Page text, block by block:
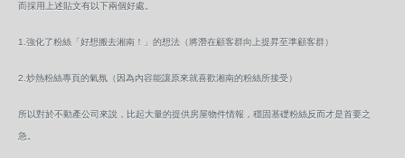
而採用上述貼文有以下兩個好處。
1.強化了粉絲「好想搬去湘南！」的想法（將潛在顧客群向上提昇至準顧客群）
2.炒熱粉絲專頁的氣氛（因為內容能讓原來就喜歡湘南的粉絲所接受）
所以對於不動產公司來說，比起大量的提供房屋物件情報，穩固基礎粉絲反而才是首要之
急。